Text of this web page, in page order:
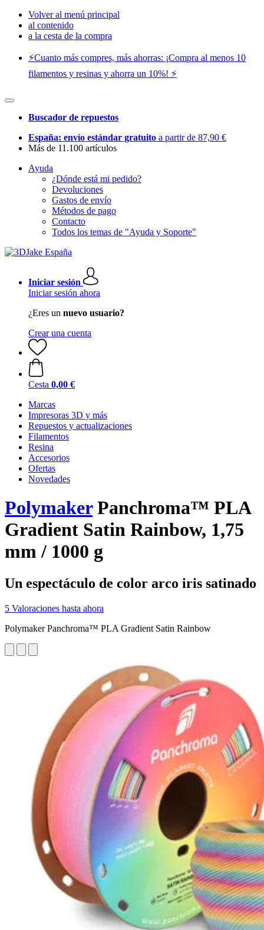
Volver al menú principal
al contenido
a la cesta de la compra
⚡️Cuanto más compres, más ahorras: ¡Compra al menos 10
filamentos y resinas y ahorra un 10%! ⚡️
Buscador de repuestos
España: envío estándar gratuito a partir de 87,90 €
Más de 11.100 artículos
Ayuda
¿Dónde está mi pedido?
Devoluciones
Gastos de envío
Métodos de pago
Contacto
Todos los temas de "Ayuda y Soporte"
Iniciar sesión
Iniciar sesión ahora
¿Eres un nuevo usuario?
Crear una cuenta
Cesta 0,00 €
Marcas
Impresoras 3D y más
Repuestos y actualizaciones
Filamentos
Resina
Accesorios
Ofertas
Novedades
PolymakerPanchroma™ PLA
Gradient Satin Rainbow, 1,75
mm / 1000 g
Un espectáculo de color arco iris satinado
5 Valoraciones hasta ahora
Polymaker Panchroma™ PLA Gradient Satin Rainbow